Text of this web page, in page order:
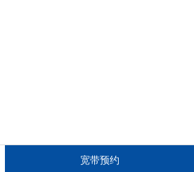
宽带预约